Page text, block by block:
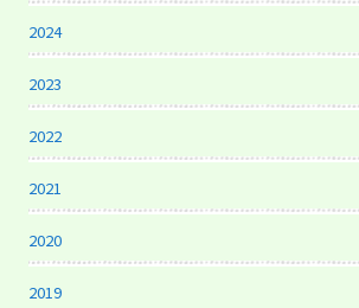
2024
2023
2022
2021
2020
2019